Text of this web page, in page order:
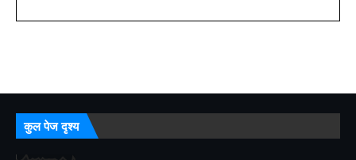
कुल पेज दृश्य